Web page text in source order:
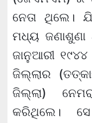
ନେତା ଥିଲେ।
ମଧ୍ୟ
ଜାନୁଆରୀ
ଜିଲ୍ଲାର
ଜିଲ୍ଲା)
କରିଥିଲେ।